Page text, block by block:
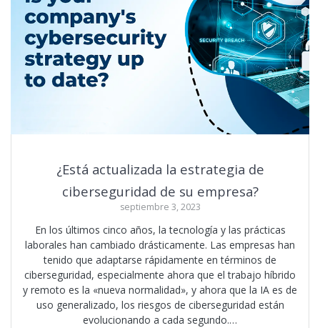
¿Está actualizada la estrategia de
ciberseguridad de su empresa?
septiembre 3, 2023
En los últimos cinco años, la tecnología y las prácticas
laborales han cambiado drásticamente. Las empresas han
tenido que adaptarse rápidamente en términos de
ciberseguridad, especialmente ahora que el trabajo híbrido
y remoto es la «nueva normalidad», y ahora que la IA es de
uso generalizado, los riesgos de ciberseguridad están
evolucionando a cada segundo.…